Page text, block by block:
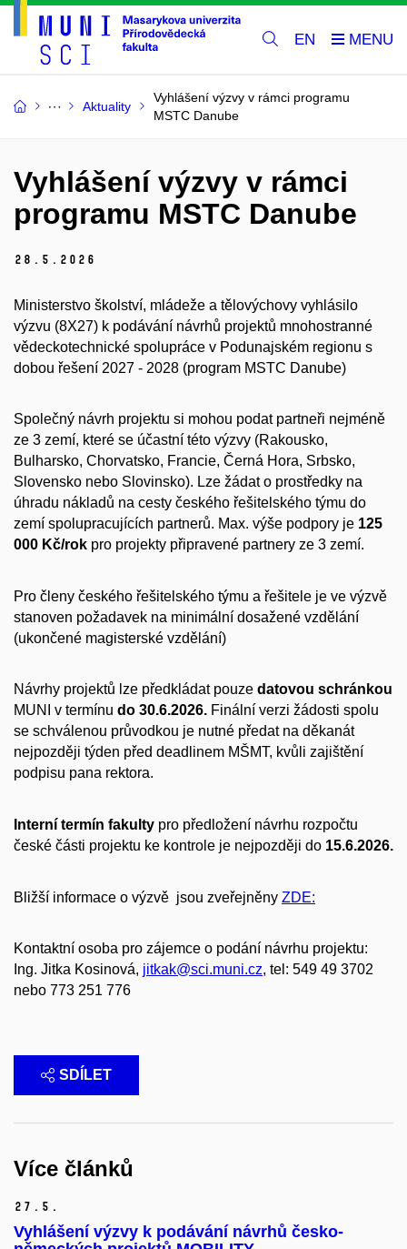
EN
Aktuality
Vyhlášení výzvy v rámci programu
MSTC Danube
Vyhlášení výzvy v rámci
programu MSTC Danube
28. 5. 2026
Ministerstvo školství, mládeže a tělovýchovy vyhlásilo
výzvu (8X27) k podávání návrhů projektů mnohostranné
vědeckotechnické spolupráce v Podunajském regionu s
dobou řešení 2027 - 2028 (program MSTC Danube)
Společný návrh projektu si mohou podat partneři nejméně
ze 3 zemí, které se účastní této výzvy (Rakousko,
Bulharsko, Chorvatsko, Francie, Černá Hora, Srbsko,
Slovensko nebo Slovinsko). Lze žádat o prostředky na
úhradu nákladů na cesty českého řešitelského týmu do
zemí spolupracujících partnerů. Max. výše podpory je 125
000 Kč/rok pro projekty připravené partnery ze 3 zemí.
Pro členy českého řešitelského týmu a řešitele je ve výzvě
stanoven požadavek na minimální dosažené vzdělání
(ukončené magisterské vzdělání)
Návrhy projektů lze předkládat pouze datovou schránkou
MUNI v termínu do 30.6.2026. Finální verzi žádosti spolu
se schválenou průvodkou je nutné předat na děkanát
nejpozději týden před deadlinem MŠMT, kvůli zajištění
podpisu pana rektora.
Interní termín fakulty pro předložení návrhu rozpočtu
české části projektu ke kontrole je nejpozději do 15.6.2026.
Bližší informace o výzvě jsou zveřejněny ZDE:
Kontaktní osoba pro zájemce o podání návrhu projektu:
Ing. Jitka Kosinová, jitkak@sci.muni.cz, tel: 549 49 3702
nebo 773 251 776
SDÍLET
Více článků
27. 5.
Vyhlášení výzvy k podávání návrhů česko-